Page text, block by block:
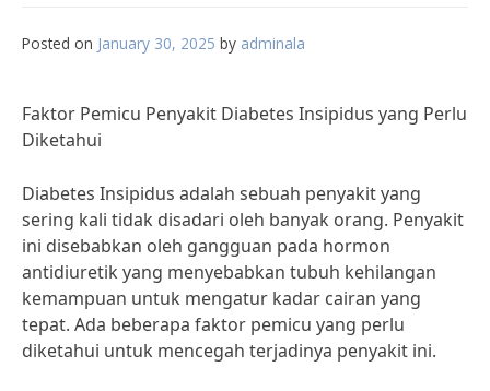
Posted on January 30, 2025 by adminala
Faktor Pemicu Penyakit Diabetes Insipidus yang Perlu
Diketahui
Diabetes Insipidus adalah sebuah penyakit yang
sering kali tidak disadari oleh banyak orang. Penyakit
ini disebabkan oleh gangguan pada hormon
antidiuretik yang menyebabkan tubuh kehilangan
kemampuan untuk mengatur kadar cairan yang
tepat. Ada beberapa faktor pemicu yang perlu
diketahui untuk mencegah terjadinya penyakit ini.